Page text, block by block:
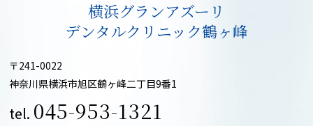
横浜グランアズーリ
デンタルクリニック鶴ヶ峰
〒241-0022
神奈川県横浜市旭区鶴ヶ峰二丁目9番1
tel. 045-953-1321